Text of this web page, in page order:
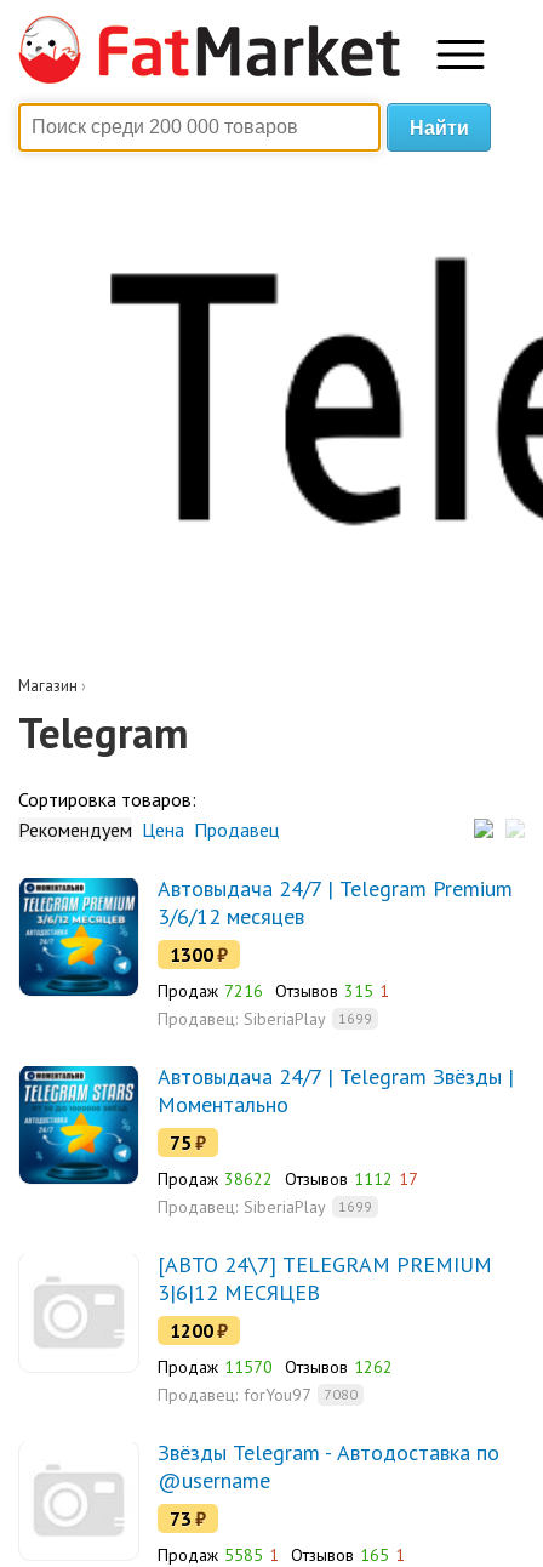
Магазин ›
Telegram
Сортировка товаров:
Рекомендуем Цена Продавец
Автовыдача 24/7 | Telegram Premium
3/6/12 месяцев
1300₽
Продаж 7216 Отзывов 315 1
Продавец: SiberiaPlay 1699
Автовыдача 24/7 | Telegram Звёзды |
Моментально
75 ₽
Продаж 38622 Отзывов 1112 17
Продавец: SiberiaPlay 1699
[АВТО 24\7] TELEGRAM PREMIUM
3|6|12 МЕСЯЦЕВ
1200₽
Продаж 11570 Отзывов 1262
Продавец: forYou97 7080
Звёзды Telegram - Автодоставка по
@username
73 ₽
Продаж 5585 1 Отзывов 165 1